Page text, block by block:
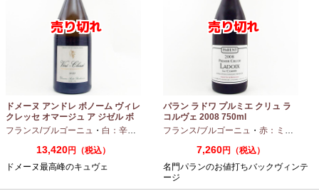
ドメーヌ アンドレ ボノーム ヴィレ
クレッセ オマージュ ア ジゼル ボ
ノーム 2023 750ml
フランス/ブルゴーニュ ・ 白：辛口 シャルドネ
13,420円（税込）
ドメーヌ最高峰のキュヴェ
パラン ラドワ プルミエ クリュ ラ
コルヴェ 2008 750ml
フランス/ブルゴーニュ ・ 赤：ミディアムボディ
7,260円（税込）
名門パランのお値打ちバックヴィンテ
ージ